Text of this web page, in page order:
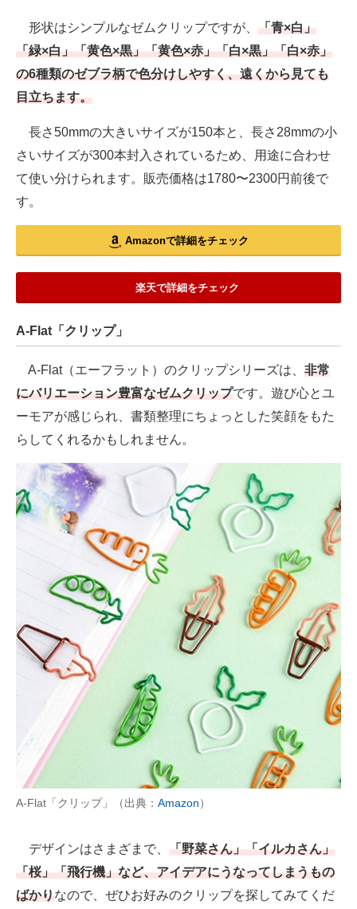
形状はシンプルなゼムクリップですが、 「青×白」
「緑×白」「黄色×黒」「黄色×赤」「白×黒」「白×赤」
の6種類のゼブラ柄で色分けしやすく、遠くから見ても
目立ちます。
長さ50mmの大きいサイズが150本と、長さ28mmの小
さいサイズが300本封入されているため、用途に合わせ
て使い分けられます。販売価格は1780〜2300円前後で
す。
Amazonで詳細をチェック
楽天で詳細をチェック
A-Flat「クリップ」
A-Flat（エーフラット）のクリップシリーズは、 非常
にバリエーション豊富なゼムクリップです。遊び心とユ
ーモアが感じられ、書類整理にちょっとした笑顔をもた
らしてくれるかもしれません。
A-Flat「クリップ」（出典： Amazon）
デザインはさまざまで、 「野菜さん」「イルカさん」
「桜」「飛行機」など、アイデアにうなってしまうもの
ばかりなので、ぜひお好みのクリップを探してみてくだ